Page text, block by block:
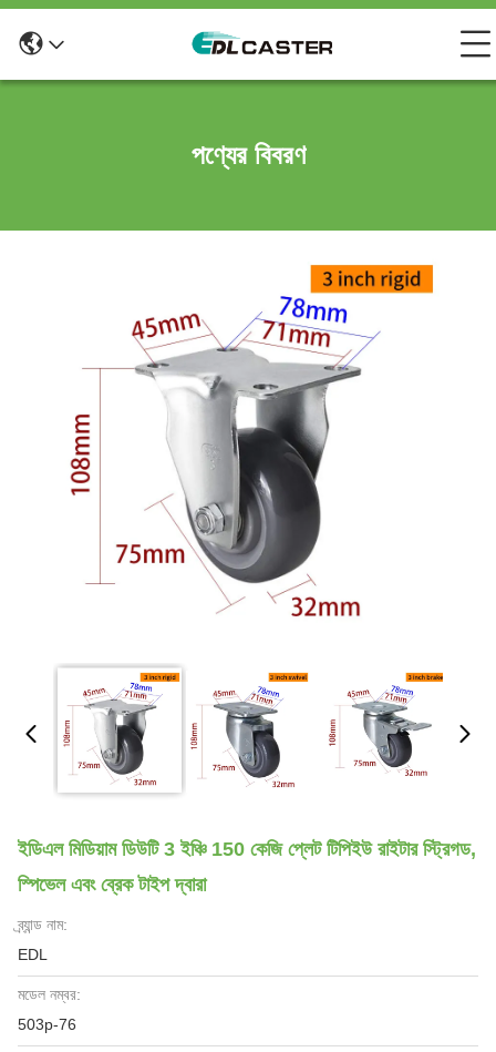
পণ্যের বিবরণ
ইডিএল মিডিয়াম ডিউটি 3 ইঞ্চি 150 কেজি প্লেট টিপিইউ রাইটার স্ট্রিগড,
স্পিভেল এবং ব্রেক টাইপ দ্বারা
ব্র্যান্ড নাম:
EDL
মডেল নম্বর:
503p-76